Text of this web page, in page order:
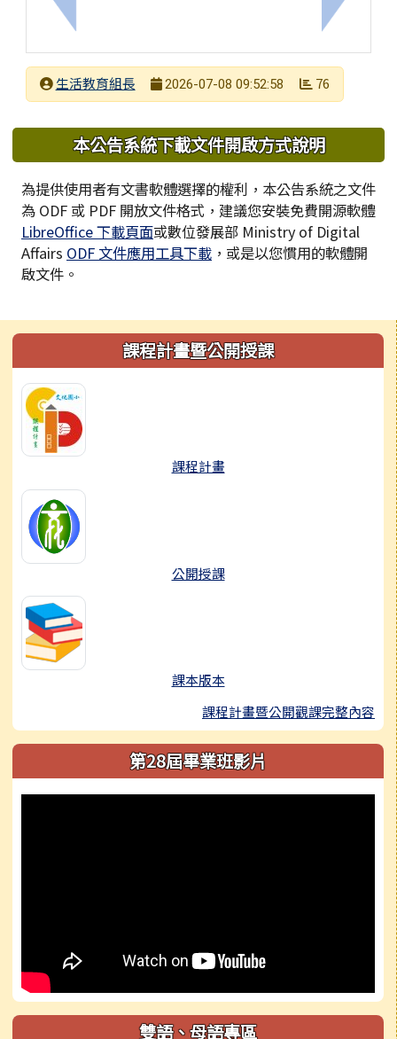
上一筆：轉知臺南市 115 學年度學生舞蹈比賽，校
下一筆：
發布者生活教育組長
2026-07-08 09:52:58 76
下中區域內容
本公告系統下載文件開啟方式說明
為提供使用者有文書軟體選擇的權利，本公告系統之文件
為 ODF 或 PDF 開放文件格式，建議您安裝免費開源軟體
LibreOffice 下載頁面或數位發展部 Ministry of Digital
Affairs ODF 文件應用工具下載 ，或是以您慣用的軟體開
啟文件。
左邊區域內容課程計畫暨公開授課
課程計畫
公開授課
課本版本
課程計畫暨公開觀課完整內容
第28屆畢業班影片
雙語、母語專區